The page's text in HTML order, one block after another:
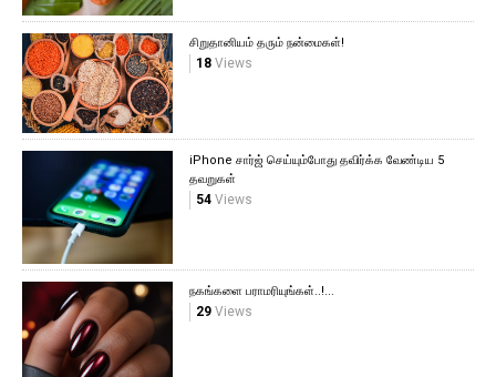
சிறுதானியம் தரும் நன்மைகள்!
18Views
iPhone சார்ஜ் செய்யும்போது தவிர்க்க வேண்டிய 5
தவறுகள்
54Views
நகங்களை பராமரியுங்கள்..!...
29Views